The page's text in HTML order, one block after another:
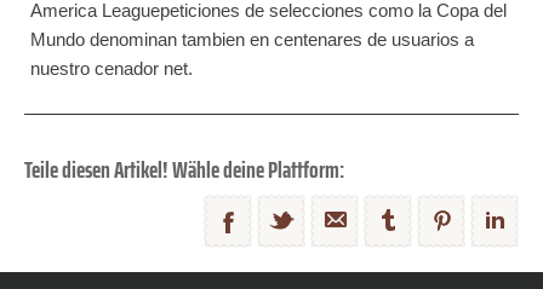
America Leaguepeticiones de selecciones como la Copa del
Mundo denominan tambien en centenares de usuarios a
nuestro cenador net.
Teile diesen Artikel! Wähle deine Plattform: